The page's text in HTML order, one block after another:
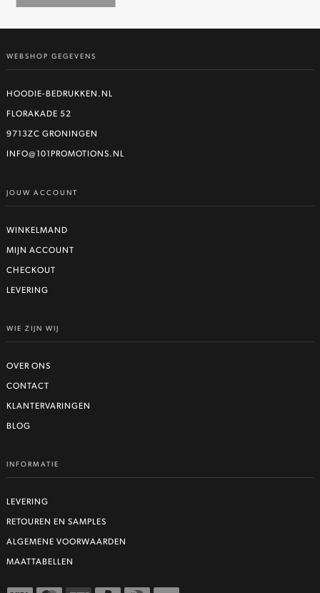
product
meerdere
Deze
optie
gekozen
worden
WEBSHOP GEGEVENS
HOODIE-BEDRUKKEN.NL
FLORAKADE 52
9713ZC GRONINGEN
INFO@101PROMOTIONS.NL
JOUW ACCOUNT
WINKELMAND
MIJN ACCOUNT
CHECKOUT
LEVERING
WIE ZIJN WIJ
OVER ONS
CONTACT
KLANTERVARINGEN
BLOG
INFORMATIE
LEVERING
RETOUREN EN SAMPLES
ALGEMENE VOORWAARDEN
MAATTABELLEN